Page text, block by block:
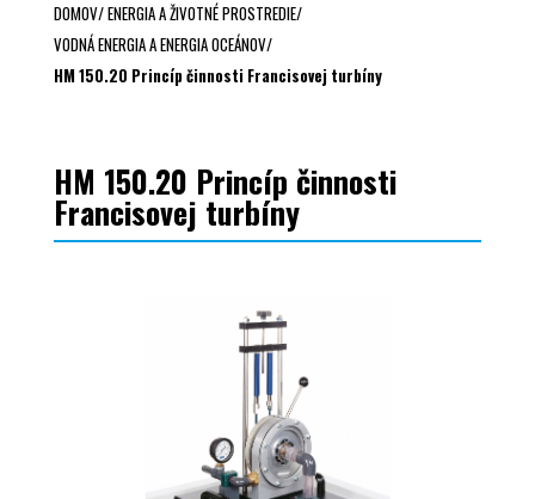
DOMOV/ENERGIA A ŽIVOTNÉ PROSTREDIE/
VODNÁ ENERGIA A ENERGIA OCEÁNOV/
HM 150.20 Princíp činnosti Francisovej turbíny
HM 150.20 Princíp činnosti
Francisovej turbíny